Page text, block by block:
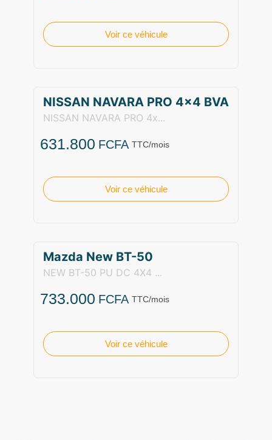
Voir ce véhicule
NISSAN NAVARA PRO 4×4 BVA
NISSAN NAVARA PRO 4x...
631.800 FCFA TTC/mois
Voir ce véhicule
Mazda New BT-50
NEW BT-50 PU DC 4X4 ...
733.000 FCFA TTC/mois
Voir ce véhicule